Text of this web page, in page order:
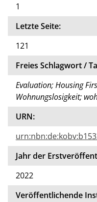
1
Letzte Seite:
121
Freies Schlagwort /
Evaluation; Housing
Wohnungslosigkeit;
URN:
Jahr der
2022
Veröffentlichende